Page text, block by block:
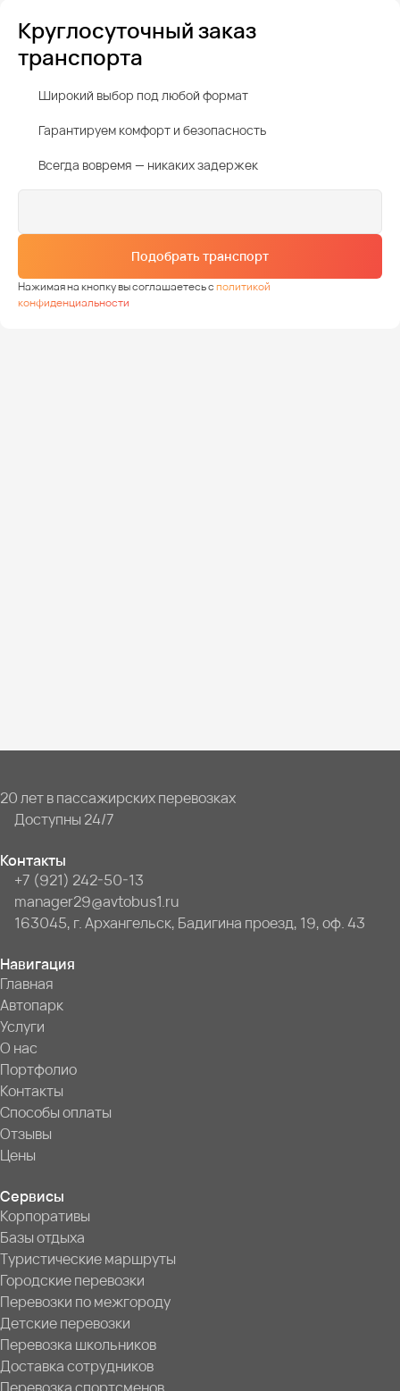
Круглосуточный заказ
транспорта
Широкий выбор под любой формат
Гарантируем комфорт и безопасность
Всегда вовремя — никаких задержек
Подобрать транспорт
Нажимая на кнопку вы соглашаетесь сполитикой
конфиденциальности
20 лет в пассажирских перевозках
Доступны 24/7
Контакты
+7 (921) 242-50-13
manager29@avtobus1.ru
163045, г. Архангельск, Бадигина проезд, 19, оф. 43
Навигация
Главная
Автопарк
Услуги
О нас
Портфолио
Контакты
Способы оплаты
Отзывы
Цены
Сервисы
Корпоративы
Базы отдыха
Туристические маршруты
Городские перевозки
Перевозки по межгороду
Детские перевозки
Перевозка школьников
Доставка сотрудников